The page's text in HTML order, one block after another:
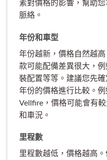
素對價格的影響，幫助
脈絡。
年份和車型
年份越新，價格自然越
款可能配備差異很大，
裝配置等等。建議您先
年份的價格進行比較。
Vellfire，價格可能會有
和車況。
里程數
里程數越低，價格越高